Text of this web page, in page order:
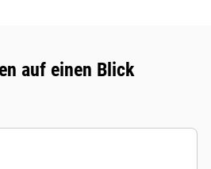
auf einen Blick